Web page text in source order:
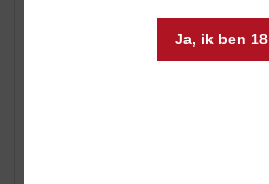
Ja, ik ben